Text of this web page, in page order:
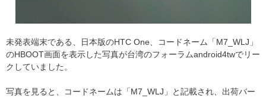
未発表端末である、日本版のHTC One、コードネーム「M7_WLJ」
のHBOOT画面を表示した写真が台湾のフォーラムandroid4twでリー
クしていました。
写真を見ると、コードネームは「M7_WLJ」と記載され、出荷バー